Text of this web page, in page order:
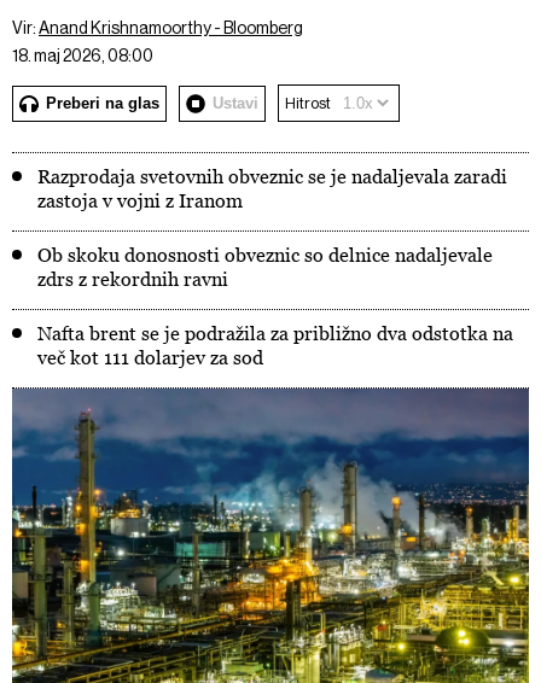
Vir:Anand Krishnamoorthy - Bloomberg
18. maj 2026, 08:00
Preberi na glas Ustavi Hitrost
Razprodaja svetovnih obveznic se je nadaljevala zaradi
zastoja v vojni z Iranom
Ob skoku donosnosti obveznic so delnice nadaljevale
zdrs z rekordnih ravni
Nafta brent se je podražila za približno dva odstotka na
več kot 111 dolarjev za sod